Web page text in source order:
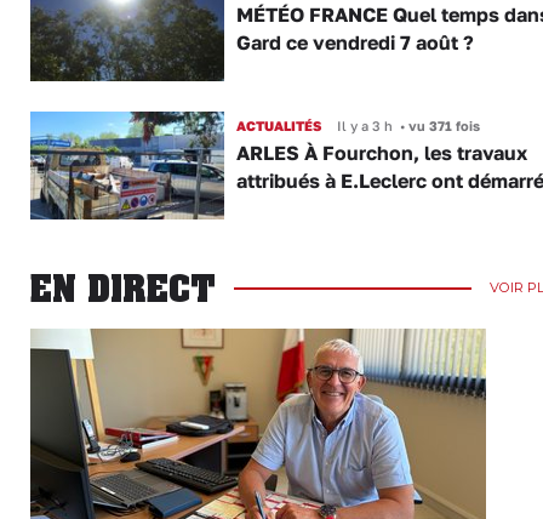
MÉTÉO FRANCE Quel temps
Gard ce vendredi 7 août ?
ACTUALITÉS Il y a 3 h •vu 371 fois
ARLES À Fourchon, les travaux
attribués à E.Leclerc ont démarré
EN DIRECT VOIR